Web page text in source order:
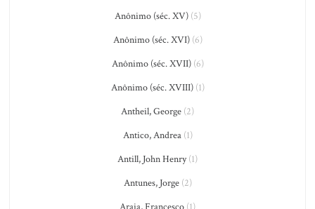
Anônimo (séc. XV)(5)
Anônimo (séc. XVI)(6)
Anônimo (séc. XVII)(6)
Anônimo (séc. XVIII)(1)
Antheil, George (2)
Antico, Andrea(1)
Antill, John Henry(1)
Antunes, Jorge(2)